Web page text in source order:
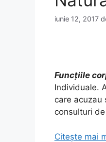
iunie 12, 2017
Funcţiile
Individuale.
care acuzau
consulturi
Citește mai